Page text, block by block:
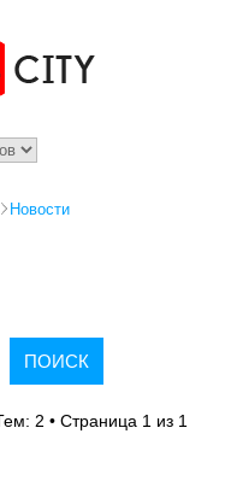
Новости
2 • Страница 1из 1